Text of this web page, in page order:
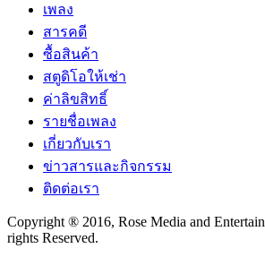
เพลง
สารคดี
ซื้อสินค้า
สตูดิโอให้เช่า
ค่าลิขสิทธิ์
รายชื่อเพลง
เกี่ยวกับเรา
ข่าวสารและกิจกรรม
ติดต่อเรา
Copyright ® 2016, Rose Media and
rights Reserved.